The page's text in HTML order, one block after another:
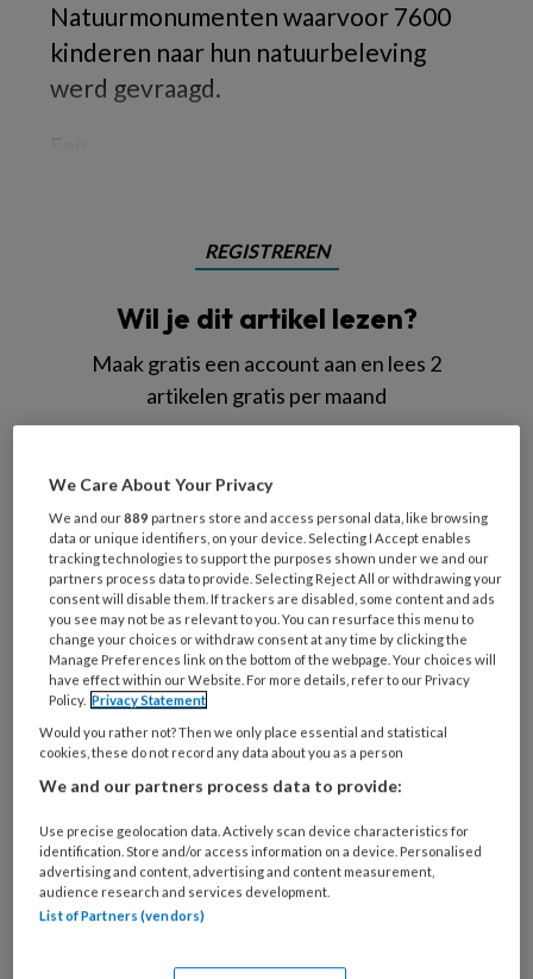
Natuurmonumenten waarvoor 7600
kinderen naar hun natuurbeleving
werd gevraagd.
REGISTREREN
Wil je dit artikel lezen?
Maak gratis een account aan en lees 2
artikelen gratis per maand
Wat
is
je
e-
mailadres?
* *
Kies
je
wachtwoord* *
Kies
je
welke
organisatie
werk
je?
Untitled
Ontvang 2x per week de
We Care About Your Privacy
We and our889 partners store and access personal data, like browsing
data or unique identifiers, on your device. Selecting I Accept enables
tracking technologies to support the purposes shown under we and our
partners process data to provide. Selecting Reject All or withdrawing your
consent will disable them. If trackers are disabled, some content and ads
you see may not be as relevant to you. You can resurface this menu to
change your choices or withdraw consent at any time by clicking the
Manage Preferences link on the bottom of the webpage. Your choices will
have effect within our Website. For more details, refer to our Privacy
Policy. Privacy Statement
Would you rather not? Then we only place essential and statistical
cookies, these do not record any data about you as a person
We and our partners process data to provide:
Use precise geolocation data. Actively scan device characteristics for
identification. Store and/or access information on a device. Personalised
advertising and content, advertising and content measurement,
audience research and services development.
List of Partners (vendors)